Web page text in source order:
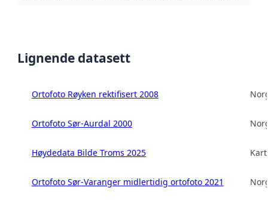
Lignende datasett
Ortofoto Røyken rektifisert 2008
Ortofoto Sør-Aurdal 2000
Høydedata Bilde Troms 2025
Ortofoto Sør-Varanger midlertidig ortofoto 2021